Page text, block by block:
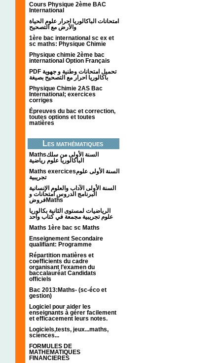
Cours Physique 2ème BAC
International
امتحانات الباكالوريا احرار علوم الحياة
والأرض مع التصحيح
1ère bac international sc ex et
sc maths: Physique Chimie
Physique chimie 2ème bac
international Option Français
PDF تحميل امتحانات وطنية و جهوية
باكالوريا احرار مع التصحيح بصيغة
Physique Chimie 2AS Bac
International; exercices
corriges
Épreuves du bac et correction,
toutes options et toutes
matières
Les mathématiques
Mathsالسنة الأولى من سلك
الباكالوريا علوم رياضية
Maths exercicesالسنة الأولى علوم
تجريبية
السنة الأولى الآداب والعلوم الإنسانية
البرنامج الدروس امتحانات و
فروضMaths
الرياضيات لمستوى الثانية بكالوريا
علوم تجريبية مجمعة في كتاب واحد
Maths 1ère bac sc Maths
Enseignement Secondaire
qualifiant: Programme
Répartition matières et
coefficients du cadre
organisant l’examen du
baccalauréat Candidats
officiels
Bac 2013:Maths- (sc-éco et
gestion)
Logiciel pour aider les
enseignants à gérer facilement
et efficacement leurs notes.
Logiciels,tests, jeux...maths,
sciences...
FORMULES DE
MATHEMATIQUES
FINANCIERES